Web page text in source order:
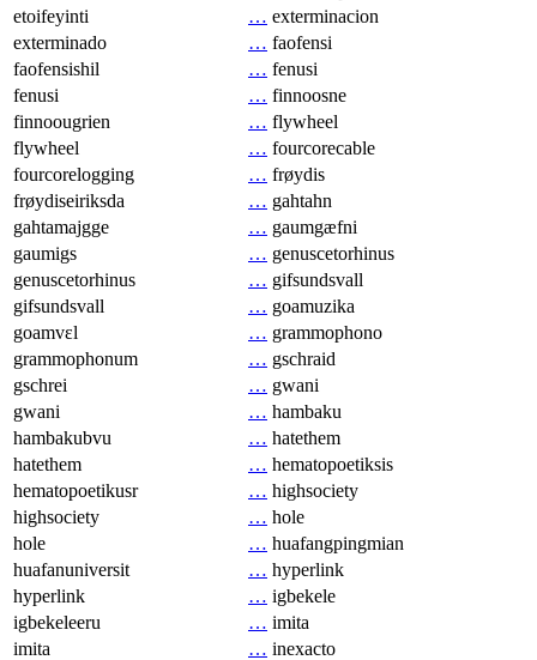
etoifeyinti
… exterminacion
exterminado
… faofensi
faofensishil
… fenusi
fenusi
… finnoosne
finnoougrien
… flywheel
flywheel
… fourcorecable
fourcorelogging
… frøydis
frøydiseiriksda
… gahtahn
gahtamajgge
… gaumgæfni
gaumigs
… genuscetorhinus
genuscetorhinus
… gifsundsvall
gifsundsvall
… goamuzika
goamvɛl
… grammophono
grammophonum
… gschraid
gschrei
… gwani
gwani
… hambaku
hambakubvu
… hatethem
hatethem
… hematopoetiksis
hematopoetikusr
… highsociety
highsociety
… hole
hole
… huafangpingmian
huafanuniversit
… hyperlink
hyperlink
… igbekele
igbekeleeru
… imita
imita
… inexacto